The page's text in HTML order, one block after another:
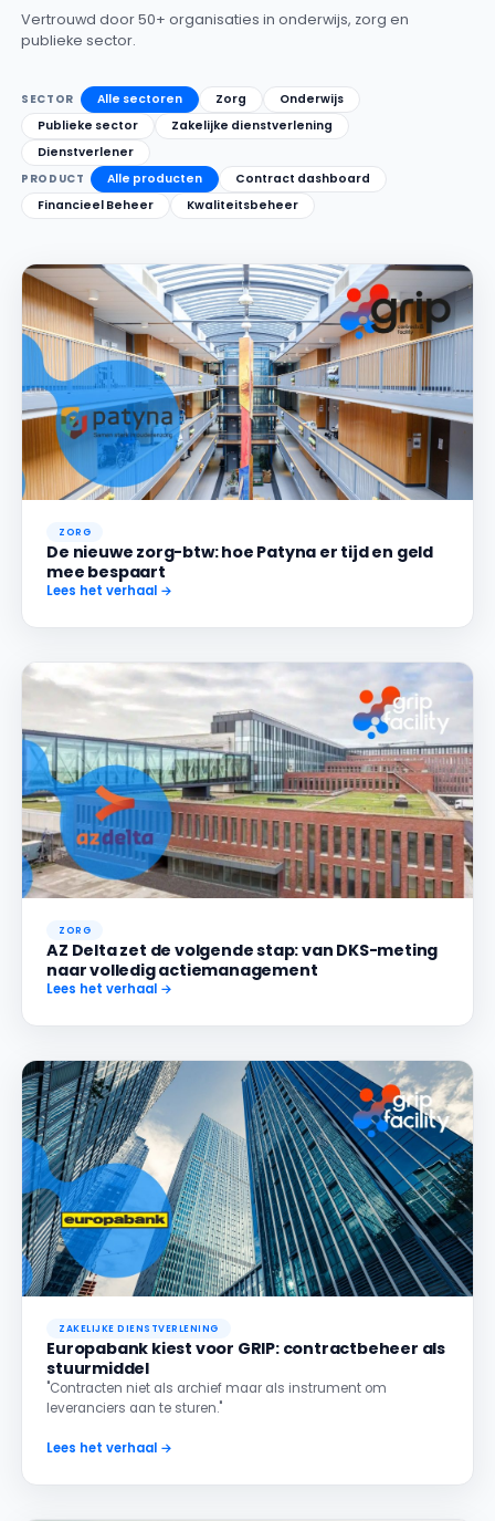
Vertrouwd door 50+ organisaties in onderwijs, zorg en
publieke sector.
SECTOR Alle sectoren Zorg
Onderwijs
Publieke sector
Zakelijke dienstverlening
Dienstverlener
PRODUCT Alle producten
Contract dashboard
Financieel Beheer
Kwaliteitsbeheer
ZORG
De nieuwe zorg-btw: hoe Patyna er tijd en geld
mee bespaart
Lees het verhaal →
ZORG
AZ Delta zet de volgende stap: van DKS-meting
naar volledig actiemanagement
Lees het verhaal →
ZAKELIJKE DIENSTVERLENING
Europabank kiest voor GRIP: contractbeheer als
stuurmiddel
"Contracten niet als archief maar als instrument om
leveranciers aan te sturen."
Lees het verhaal →